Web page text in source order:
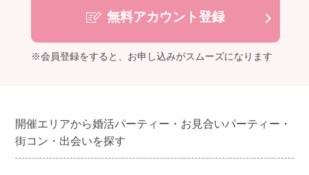
無料アカウント登録
※会員登録をすると、お申し込みがスムーズになります
開催エリアから婚活パーティー・お見合いパーティー・
街コン・出会いを探す